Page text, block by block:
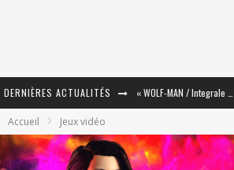
DERNIÈRES ACTUALITÉS
« WOLF-MAN / Integrale Tomes 1 et 2 » - Cruelle Vengeance !
« The Broken Ring / This Mariage Will Fail Anyway » (Tome 2) – Préparer sa vengeance…
« Mon Village Révolté » - Combattre un Projet !
Accueil Jeux vidéo